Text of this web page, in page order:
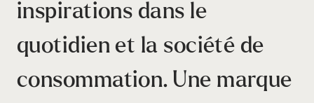
inspirations dans le
quotidien et la société de
consommation. Une marque